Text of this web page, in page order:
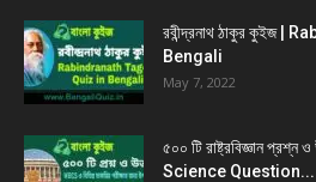
রবীন্দ্রনাথ ঠাকুর কুইজ
Bengali
May 7, 2022
৫০০ টি রাষ্ট্রবিজ্ঞান
Science Question...